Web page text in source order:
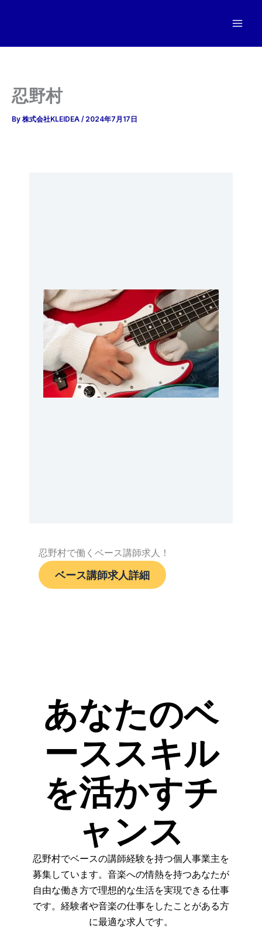
忍野村
By 株式会社KLEIDEA / 2024年7月17日
忍野村で働くベース講師求人！
ベース講師求人詳細
あなたのベ
ーススキル
を活かすチ
ャンス
忍野村でベースの講師経験を持つ個人事業主を
募集しています。音楽への情熱を持つあなたが
自由な働き方で理想的な生活を実現できる仕事
です。経験者や音楽の仕事をしたことがある方
に最適な求人です。